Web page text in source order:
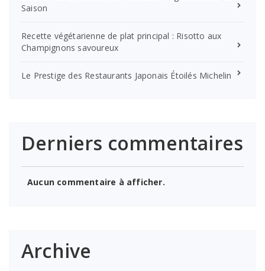
Saison
Recette végétarienne de plat principal : Risotto aux
Champignons savoureux
Le Prestige des Restaurants Japonais Étoilés Michelin
Derniers commentaires
Aucun commentaire à afficher.
Archive